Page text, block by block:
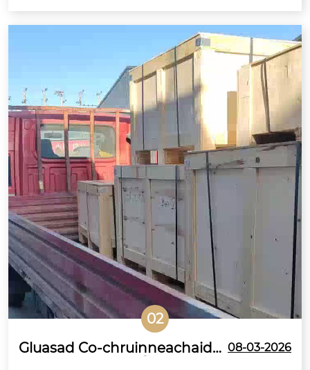
02
Gluasad Co-chruinneachaidh 08-03-2026